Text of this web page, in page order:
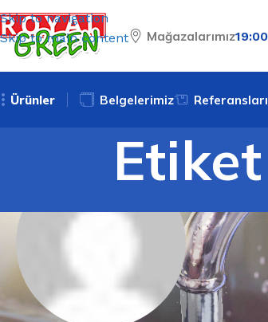
Skip to navigation
Skip to main content
Mağazalarımız
Ürünler Belgelerimiz